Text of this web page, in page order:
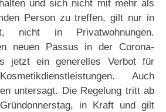
und sich nicht mit mehr als
Person zu treffen, gilt nur in
nicht in Privatwohnungen.
neuen Passus in der Corona-
jetzt ein generelles Verbot für
Auch
untersagt. Die Regelung tritt ab
in Kraft und gilt